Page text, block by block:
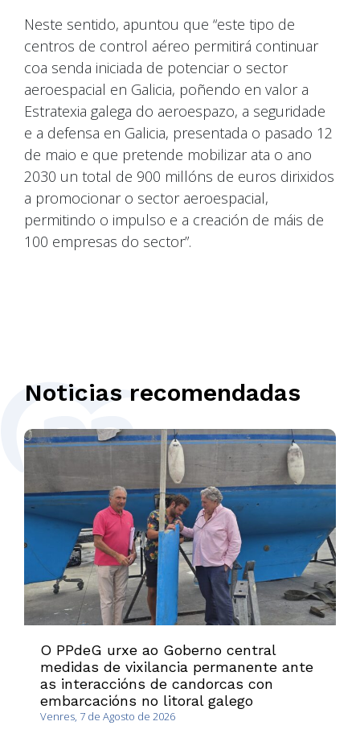
Neste sentido, apuntou que “este tipo de
centros de control aéreo permitirá continuar
coa senda iniciada de potenciar o sector
aeroespacial en Galicia, poñendo en valor a
Estratexia galega do aeroespazo, a seguridade
e a defensa en Galicia, presentada o pasado 12
de maio e que pretende mobilizar ata o ano
2030 un total de 900 millóns de euros dirixidos
a promocionar o sector aeroespacial,
permitindo o impulso e a creación de máis de
100 empresas do sector”.
Noticias recomendadas
O PPdeG urxe ao Goberno central
medidas de vixilancia permanente ante
as interaccións de candorcas con
embarcacións no litoral galego
Venres, 7 de Agosto de 2026